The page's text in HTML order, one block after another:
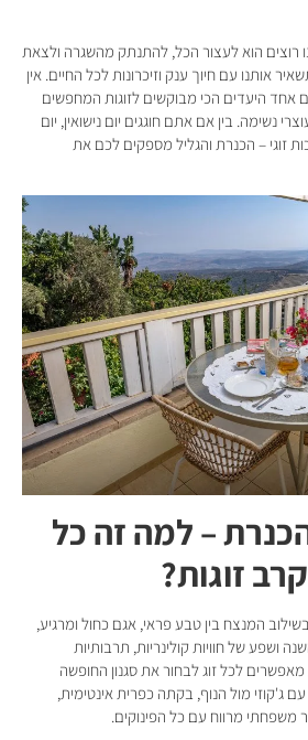
רוצים הוא לעצור הכל, להתנתק מהשגרה ולצאת
אותנו עם חיוך ענק וזיכרונות לכל החיים. אין
אחד היעדים הכי מבוקשים לזוגות המחפשים
נשימה. בין אם אתם חוגגים יום נישואין, יום
זוגי – הכנרת והגליל מספקים לכם את
– למה זה כל
זוגות?
המנצח בין טבע פראי, אגם כחול ומרגיע,
ושפע של חוויות קולינריות, תרבותיות
מאפשרים לכל זוג לבחור את סגנון החופשה
ג'קוזי מול הנוף, בקתה כפרית אינטימית,
משפחתי מרווח עם כל הפינוקים.